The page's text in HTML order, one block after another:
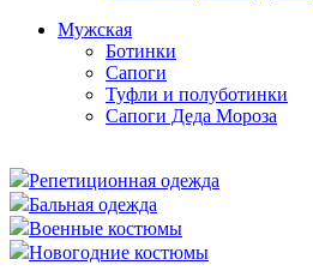
Мужская
Ботинки
Сапоги
Туфли и полуботинки
Сапоги Деда Мороза
Репетиционная одежда
Бальная одежда
Военные костюмы
Новогодние костюмы